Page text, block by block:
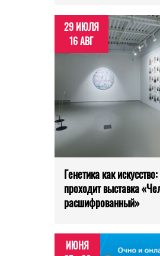
29 ИЮЛЯ
16 АВГ
Генетика как
проходит выставка
расшифрованный»
ИЮНЯ